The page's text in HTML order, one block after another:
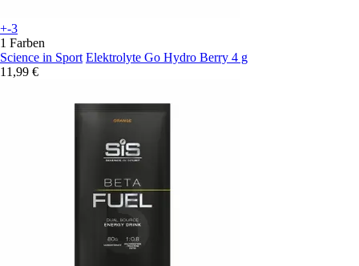
+-3
1 Farben
Science in Sport Elektrolyte Go Hydro Berry 4 g
11,99 €